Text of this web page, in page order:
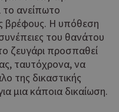
το ανείπωτο
βρέφους. Η υπόθεση
του θανάτου
ζευγάρι προσπαθεί
ταυτόχρονα, να
της δικαστικής
μια κάποια δικαίωση.